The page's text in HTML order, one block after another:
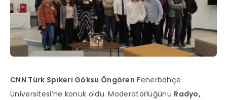
CNN Türk Spikeri Göksu Öngören Fenerbahçe
Üniversitesi’ne konuk oldu. Moderatörlüğünü Radyo,